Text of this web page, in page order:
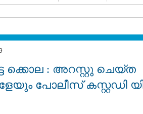
ക്കൊല : അറസ്റ്റു ചെയ്ത
പോലീസ് കസ്റ്റഡി